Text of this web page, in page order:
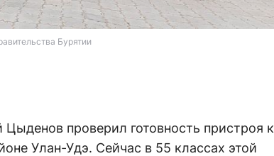
Бурятии
проверил готовность пристроя к
Улан-Удэ. Сейчас в 55 классах этой